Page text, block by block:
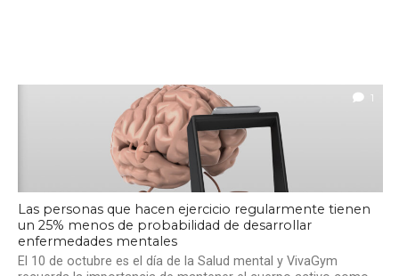
1
Las personas que hacen ejercicio regularmente tienen
un 25% menos de probabilidad de desarrollar
enfermedades mentales
El 10 de octubre es el día de la Salud mental y VivaGym